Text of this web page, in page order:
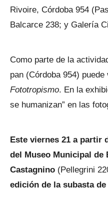
Rivoire, Córdoba 954
Balcarce 238; y Galería
Como parte de la
pan (Córdoba 954)
Fototropismo. En la
se humanizan” en las
Este viernes 21 a partir
del Museo Municipal de
Castagnino (Pellegrini
edición de la subasta